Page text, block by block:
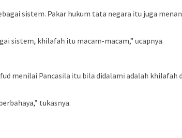
sistem. Pakar hukum tata negara itu juga
sistem, khilafah itu macam-macam,” ucapnya.
menilai Pancasila itu bila didalami adalah
tukasnya.